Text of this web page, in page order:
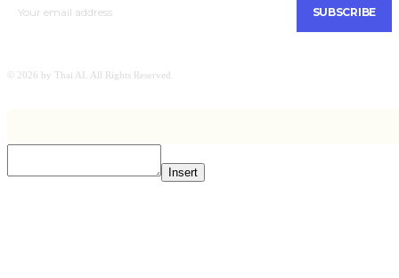
SUBSCRIBE
© 2026 by Thai AI. All Rights Reserved.
Insert